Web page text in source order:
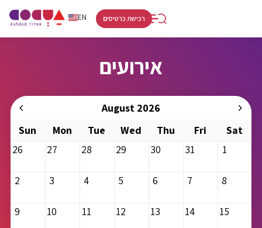
EN
HE
רכישת כרטיסים
אירועים
August 2026
Sun
Mon Tue Wed Thu Fri
Sat
26
27 28 29 30 31 1
2 3 4 5 6 7 8
9 10 11 12 13 14 15